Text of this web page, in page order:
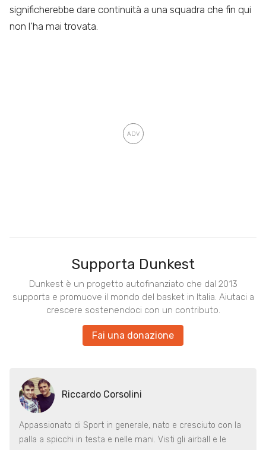
significherebbe dare continuità a una squadra che fin qui
non l’ha mai trovata.
Supporta Dunkest
Dunkest è un progetto autofinanziato che dal 2013
supporta e promuove il mondo del basket in Italia. Aiutaci a
crescere sostenendoci con un contributo.
Fai una donazione
Riccardo Corsolini
Appassionato di Sport in generale, nato e cresciuto con la
palla a spicchi in testa e nelle mani. Visti gli airball e le